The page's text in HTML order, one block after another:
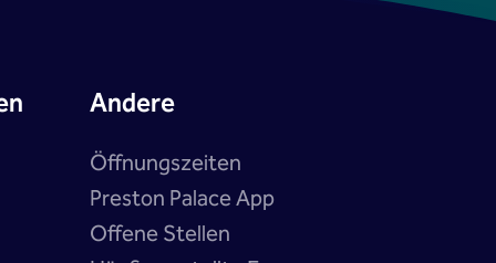
Andere
Öffnungszeiten
Preston Palace App
Offene Stellen